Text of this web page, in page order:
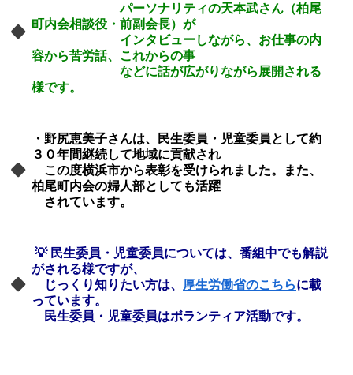
パーソナリティの天本武さん（柏尾
町内会相談役・前副会長）が
インタビューしながら、お仕事の内
容から苦労話、これからの事
などに話が広がりながら展開される
様です。
・野尻恵美子さんは、民生委員・児童委員として約
３０年間継続して地域に貢献され
この度横浜市から表彰を受けられました。また、
柏尾町内会の婦人部としても活躍
されています。
💡 民生委員・児童委員については、 番組中でも解説
がされる様ですが、
じっくり知りたい方は、 厚生労働省のこちらに載
っています。
民生委員・児童委員はボランティア活動です。